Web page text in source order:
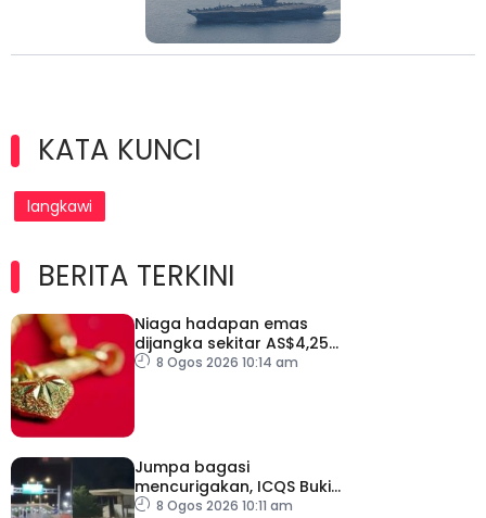
KATA KUNCI
langkawi
BERITA TERKINI
Niaga hadapan emas
dijangka sekitar AS$4,250
hingga AS$4,350 minggu
8 Ogos 2026 10:14 am
Jumpa bagasi
mencurigakan, ICQS Bukit
Kayu Hitam ditutup dua
8 Ogos 2026 10:11 am